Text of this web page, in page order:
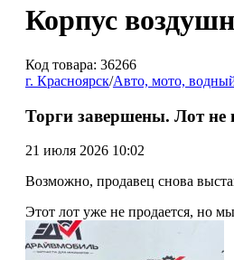
Корпус
Код товара: 36266
г. Красноярск/Авто, мото,
Торги завершены. Лот не
21 июля 2026 10:02
Возможно, продавец снова
Этот лот уже не продается, но